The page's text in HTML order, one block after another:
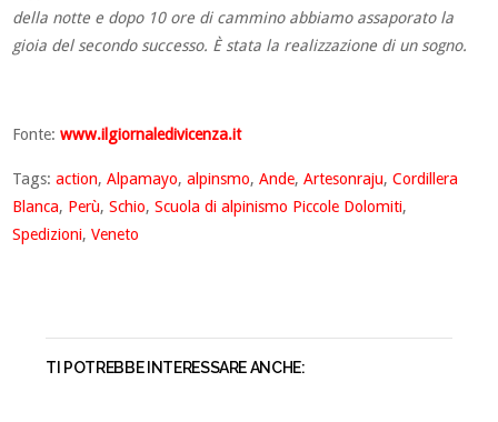
della notte e dopo 10 ore di cammino abbiamo assaporato la
gioia del secondo successo. È stata la realizzazione di un sogno.
Fonte: www.ilgiornaledivicenza.it
Tags:action,Alpamayo,alpinsmo,Ande,Artesonraju,Cordillera
Blanca, Perù,Schio,Scuola di alpinismo Piccole Dolomiti,
Spedizioni,Veneto
TI POTREBBE INTERESSARE ANCHE: